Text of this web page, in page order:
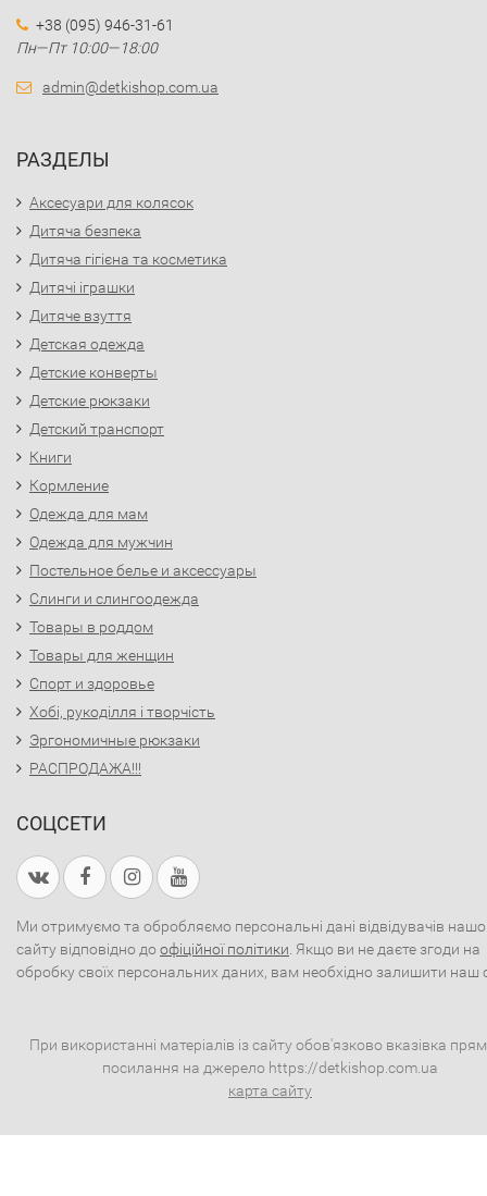
+38 (095) 946-31-61
Пн—Пт 10:00—18:00
admin@detkishop.com.ua
РАЗДЕЛЫ
Аксесуари для колясок
Дитяча безпека
Дитяча гігієна та косметика
Дитячі іграшки
Дитяче взуття
Детская одежда
Детские конверты
Детские рюкзаки
Детский транспорт
Книги
Кормление
Одежда для мам
Одежда для мужчин
Постельное белье и аксессуары
Слинги и слингоодежда
Товары в роддом
Товары для женщин
Спорт и здоровье
Хобі, рукоділля і творчість
Эргономичные рюкзаки
РАСПРОДАЖА!!!
СОЦСЕТИ
Ми отримуємо та обробляємо персональні дані відвідувачів
сайту відповідно до офіційної політики . Якщо ви не даєте згоди на
обробку своїх персональних даних, вам необхідно залишити наш
При використанні матеріалів із сайту обов'язково вказівка
посилання на джерело https://detkishop.com.ua
карта сайту